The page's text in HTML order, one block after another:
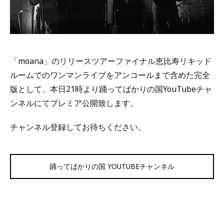
「moana」のリリースツアーファイナル恵比寿リキッド
ルームでのワンマンライブをアンコールまで含めた完全
版として、本日21時より踊ってばかりの国YouTubeチャ
ンネルにてプレミア公開致します。
チャンネル登録してお待ちください。
踊ってばかりの国 YOUTUBEチャンネル